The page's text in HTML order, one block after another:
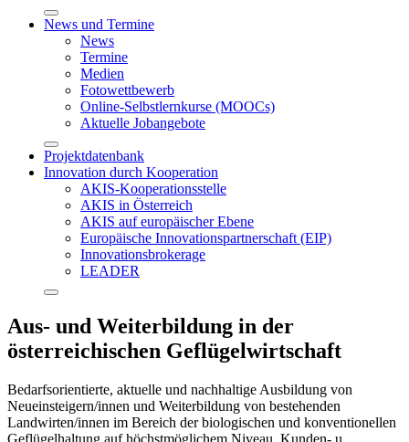
News und Termine
News
Termine
Medien
Fotowettbewerb
Online-Selbstlernkurse (MOOCs)
Aktuelle Jobangebote
Projektdatenbank
Innovation durch Kooperation
AKIS-Kooperationsstelle
AKIS in Österreich
AKIS auf europäischer Ebene
Europäische Innovationspartnerschaft (EIP)
Innovationsbrokerage
LEADER
Aus- und Weiterbildung in der
österreichischen Geflügelwirtschaft
Bedarfsorientierte, aktuelle und nachhaltige Ausbildung von
Neueinsteigern/innen und Weiterbildung von bestehenden
Landwirten/innen im Bereich der biologischen und konventionellen
Geflügelhaltung auf höchstmöglichem Niveau. Kunden- u.